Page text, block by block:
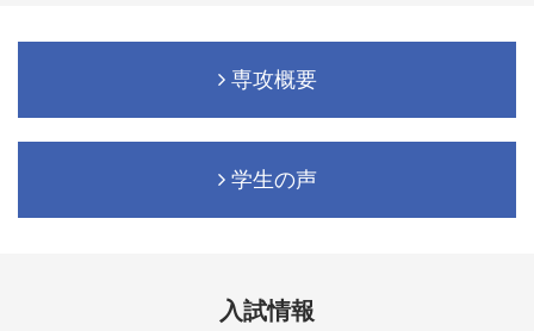
専攻概要
学生の声
入試情報